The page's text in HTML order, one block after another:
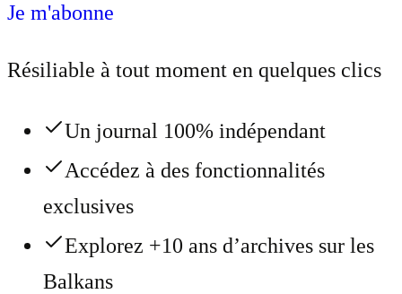
Je m'abonne
Résiliable à tout moment en quelques clics
Un journal 100% indépendant
Accédez à des fonctionnalités
exclusives
Explorez +10 ans d’archives sur les
Balkans